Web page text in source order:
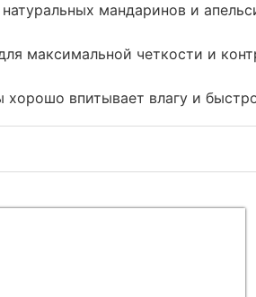
натуральных мандаринов и
максимальной четкости и
впитывает влагу и